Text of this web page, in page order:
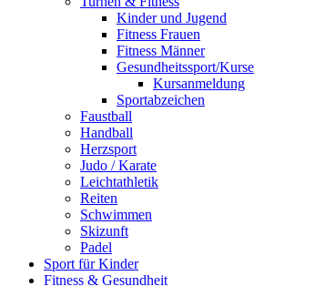
Kinder und Jugend
Fitness Frauen
Fitness Männer
Gesundheitssport/Kurse
Kursanmeldung
Sportabzeichen
Faustball
Handball
Herzsport
Judo / Karate
Leichtathletik
Reiten
Schwimmen
Skizunft
Padel
Sport für Kinder
Fitness & Gesundheit